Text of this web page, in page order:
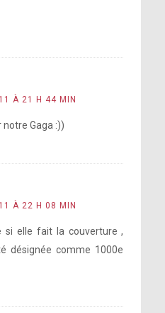
À 21 H 44 MIN
Gaga :))
À 22 H 08 MIN
si elle fait la couverture ,
désignée comme 1000e